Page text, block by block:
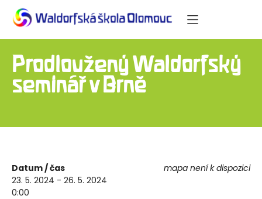
Prodloužený Waldorfský
seminář v Brně
mapa není k dispozici
Datum / čas
23. 5. 2024 - 26. 5. 2024
0:00